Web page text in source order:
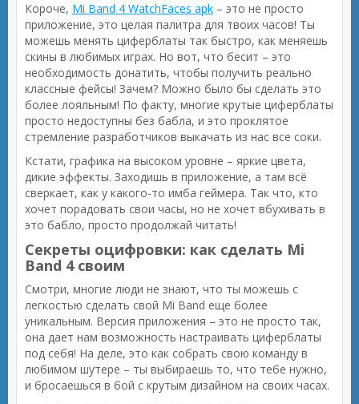
Короче, Mi Band 4 WatchFaces apk – это не просто
приложение, это целая палитра для твоих часов! Ты
можешь менять циферблаты так быстро, как меняешь
скины в любимых играх. Но вот, что бесит – это
необходимость донатить, чтобы получить реально
классные фейсы! Зачем? Можно было бы сделать это
более лояльным! По факту, многие крутые циферблаты
просто недоступны без бабла, и это проклятое
стремление разработчиков выкачать из нас все соки.
Кстати, графика на высоком уровне – яркие цвета,
дикие эффекты. Заходишь в приложение, а там всё
сверкает, как у какого-то имба геймера. Так что, кто
хочет порадовать свои часы, но не хочет вбухивать в
это бабло, просто продолжай читать!
Секреты оцифровки: как сделать Mi
Band 4 своим
Смотри, многие люди не знают, что ты можешь с
легкостью сделать свой Mi Band еще более
уникальным. Версия приложения – это не просто так,
она дает нам возможность настраивать циферблаты
под себя! На деле, это как собрать свою команду в
любимом шутере – ты выбираешь то, что тебе нужно,
и бросаешься в бой с крутым дизайном на своих часах.